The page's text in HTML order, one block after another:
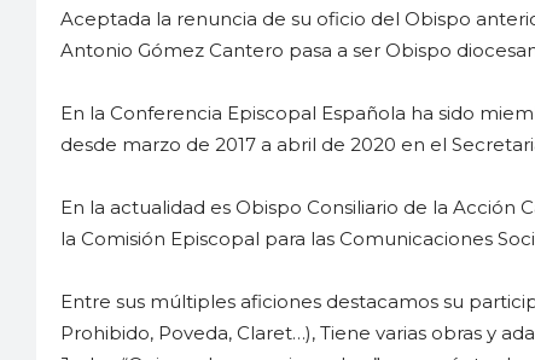
Aceptada la renuncia de su oficio del Obispo
Antonio Gómez Cantero pasa a ser Obispo
En la Conferencia Episcopal Española ha sido
desde marzo de 2017 a abril de 2020 en el
En la actualidad es Obispo Consiliario de la
la Comisión Episcopal para las Comunicaciones
Entre sus múltiples aficiones destacamos su
Prohibido, Poveda, Claret…), Tiene varias obras y